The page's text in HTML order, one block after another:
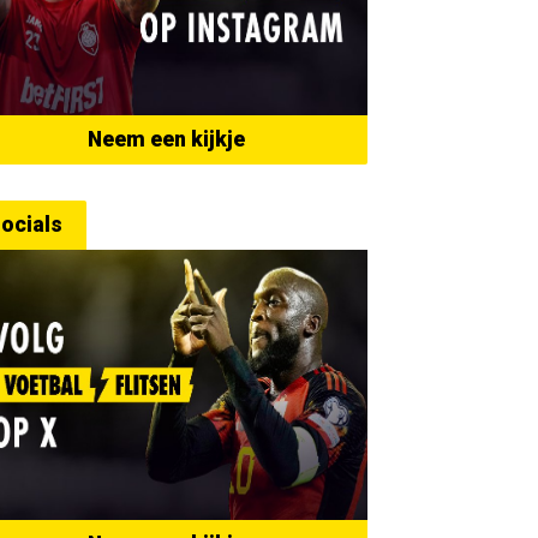
Neem een kijkje